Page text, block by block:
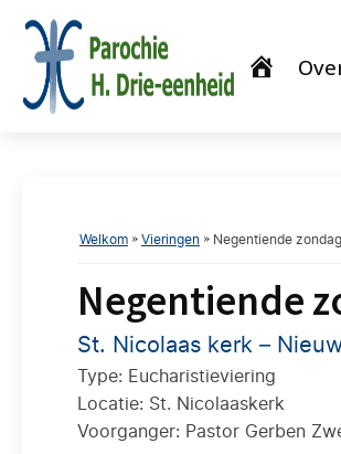
Welkom » Vieringen » Negentiende
Negentiende
St. Nicolaas kerk –
Type: Eucharistieviering
Locatie: St. Nicolaaskerk
Voorganger: Pastor Gerben